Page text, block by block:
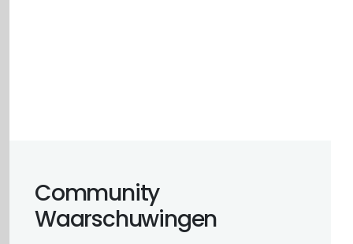
Community
Waarschuwingen